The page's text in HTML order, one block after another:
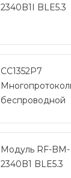
2340B1I BLE5.3
CC1352P7
беспроводной
RF-TI1352P2
Модуль RF-BM-
2340B1 BLE5.3